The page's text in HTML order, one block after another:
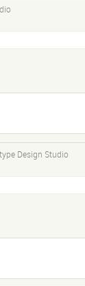
Design Studio